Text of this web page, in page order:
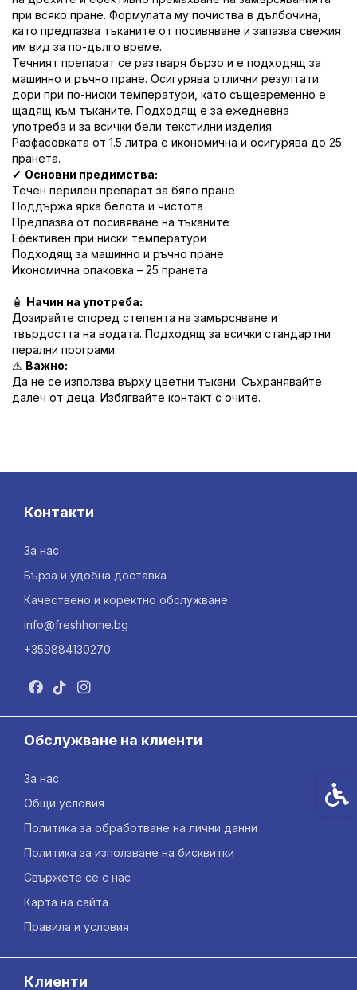
при всяко пране. Формулата му почиства в дълбочина,
като предпазва тъканите от посивяване и запазва свежия
им вид за по-дълго време.
Течният препарат се разтваря бързо и е подходящ за
машинно и ръчно пране. Осигурява отлични резултати
дори при по-ниски температури, като същевременно е
щадящ към тъканите. Подходящ е за ежедневна
употреба и за всички бели текстилни изделия.
Разфасовката от 1.5 литра е икономична и осигурява до 25
пранета.
✔ Основни предимства:
Течен перилен препарат за бяло пране
Поддържа ярка белота и чистота
Предпазва от посивяване на тъканите
Ефективен при ниски температури
Подходящ за машинно и ръчно пране
Икономична опаковка – 25 пранета
🧴 Начин на употреба:
Дозирайте според степента на замърсяване и
твърдостта на водата. Подходящ за всички стандартни
перални програми.
⚠ Важно:
Да не се използва върху цветни тъкани. Съхранявайте
далеч от деца. Избягвайте контакт с очите.
Контакти
За нас
Бърза и удобна доставка
Качествено и коректно обслужване
info@freshhome.bg
+359884130270
Обслужване на клиенти
За нас
Общи условия
Политика за обработване на лични данни
Политика за използване на бисквитки
Свържете се с нас
Карта на сайта
Правила и условия
Клиенти